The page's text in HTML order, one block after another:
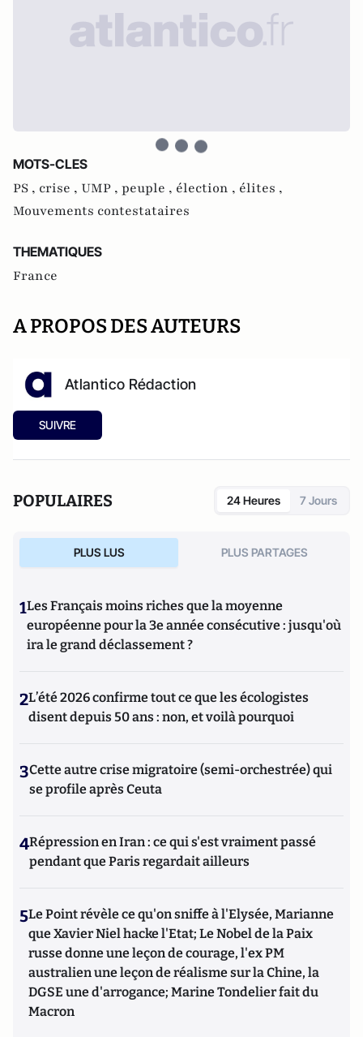
MOTS-CLES
PS , crise , UMP , peuple , élection , élites ,
Mouvements contestataires
THEMATIQUES
France
A PROPOS DES AUTEURS
Atlantico Rédaction
SUIVRE
POPULAIRES 24 Heures 7 Jours
PLUS LUS PLUS PARTAGES
1Les Français moins riches que la moyenne
européenne pour la 3e année consécutive : jusqu'où
ira le grand déclassement ?
2L’été 2026 confirme tout ce que les écologistes
disent depuis 50 ans : non, et voilà pourquoi
3Cette autre crise migratoire (semi-orchestrée) qui
se profile après Ceuta
4Répression en Iran : ce qui s'est vraiment passé
pendant que Paris regardait ailleurs
5Le Point révèle ce qu'on sniffe à l'Elysée, Marianne
que Xavier Niel hacke l'Etat; Le Nobel de la Paix
russe donne une leçon de courage, l'ex PM
australien une leçon de réalisme sur la Chine, la
DGSE une d'arrogance; Marine Tondelier fait du
Macron